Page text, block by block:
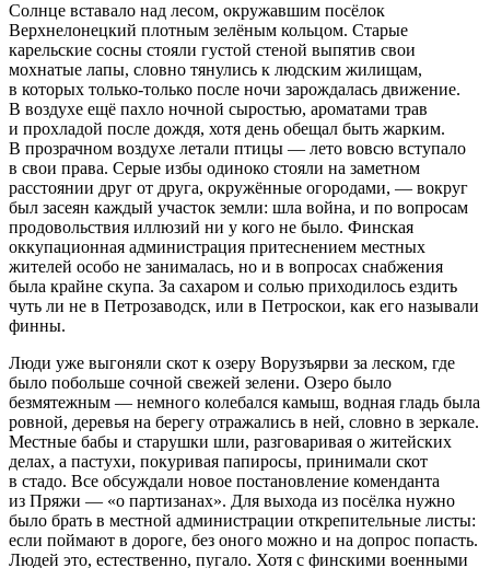
Солнце вставало над лесом, окружавшим посёлок
Верхнелонецкий плотным зелёным кольцом. Старые
карельские сосны стояли густой стеной выпятив свои
мохнатые лапы, словно тянулись к людским жилищам,
в которых только-только после ночи зарождалась движение.
В воздухе ещё пахло ночной сыростью, ароматами трав
и прохладой после дождя, хотя день обещал быть жарким.
В прозрачном воздухе летали птицы — лето вовсю вступало
в свои права. Серые избы одиноко стояли на заметном
расстоянии друг от друга, окружённые огородами, — вокруг
был засеян каждый участок земли: шла война, и по вопросам
продовольствия иллюзий ни у кого не было. Финская
оккупационная администрация притеснением местных
жителей особо не занималась, но и в вопросах снабжения
была крайне скупа. За сахаром и солью приходилось ездить
чуть ли не в Петрозаводск, или в Петроскои, как его называли
финны.
Люди уже выгоняли скот к озеру Ворузъярви за леском, где
было побольше сочной свежей зелени. Озеро было
безмятежным — немного колебался камыш, водная гладь была
ровной, деревья на берегу отражались в ней, словно в зеркале.
Местные бабы и старушки шли, разговаривая о житейских
делах, а пастухи, покуривая папиросы, принимали скот
в стадо. Все обсуждали новое постановление коменданта
из Пряжи — «о партизанах». Для выхода из посёлка нужно
было брать в местной администрации открепительные листы:
если поймают в дороге, без оного можно и на допрос попасть.
Людей это, естественно, пугало. Хотя с финскими военными